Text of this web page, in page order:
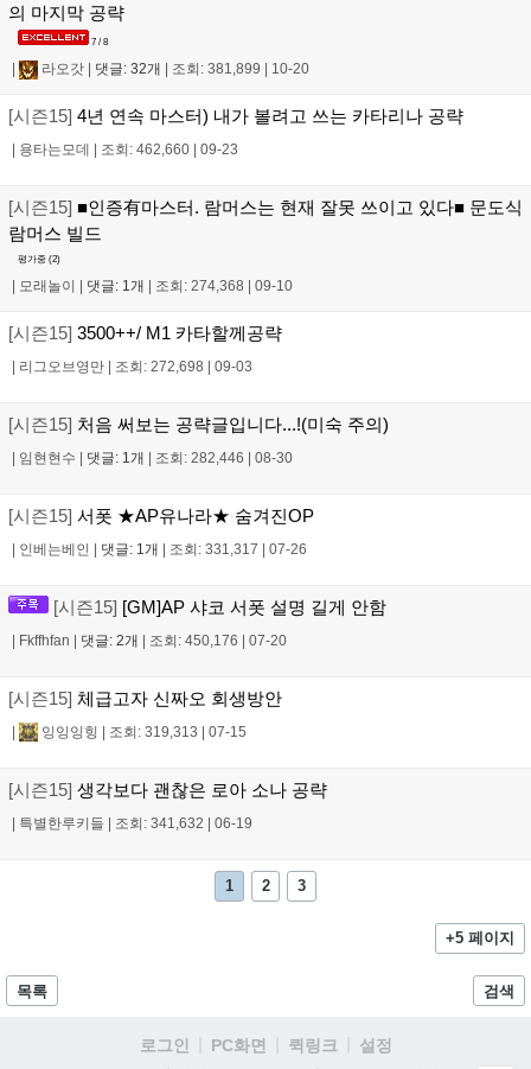
의 마지막 공략
7 / 8
라오갓 댓글: 32개 조회: 381,899 10-20
[시즌15] 4년 연속 마스터) 내가 볼려고 쓰는 카타리나 공략
용타는모데 조회: 462,660 09-23
[시즌15] ■인증有마스터. 람머스는 현재 잘못 쓰이고 있다■ 문도식
람머스 빌드
평가중 (2)
| 모래놀이 | 댓글: 1개 | 조회: 274,368 | 09-10
[시즌15] 3500++/ M1 카타할께공략
| 리그오브영만 | 조회: 272,698 | 09-03
[시즌15] 처음 써보는 공략글입니다...!(미숙 주의)
| 임현현수 | 댓글: 1개 | 조회: 282,446 | 08-30
[시즌15] 서폿 ★AP유나라★ 숨겨진OP
| 인베는베인 | 댓글: 1개 | 조회: 331,317 | 07-26
[시즌15] [GM]AP 샤코 서폿 설명 길게 안함
| Fkffhfan | 댓글: 2개 | 조회: 450,176 | 07-20
[시즌15] 체급고자 신짜오 회생방안
| 잉잉잉힝 | 조회: 319,313 | 07-15
[시즌15] 생각보다 괜찮은 로아 소나 공략
| 특별한루키들 | 조회: 341,632 | 06-19
1 2 3
+5 페이지
목록 검색
로그인 PC화면 퀵링크
설정